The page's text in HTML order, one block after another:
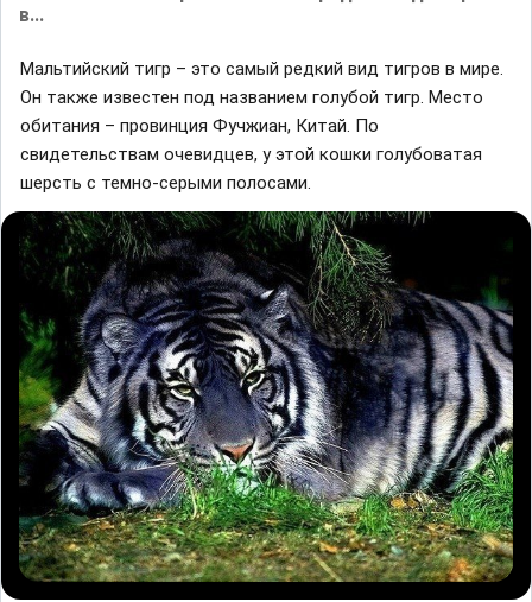
в...
Мальтийский тигр – это самый редкий вид тигров в мире.
Он также известен под названием голубой тигр. Место
обитания – провинция Фучжиан, Китай. По
свидетельствам очевидцев, у этой кошки голубоватая
шерсть с темно-серыми полосами.